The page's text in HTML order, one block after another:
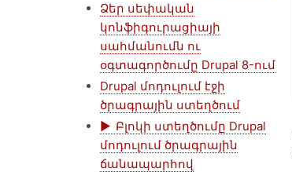
Ձեր սեփական
կոնֆիգուրացիայի
սահմանումն ու
օգտագործումը Drupal 8-ում
Drupal մոդուլում էջի
ծրագրային ստեղծում
Բլոկի ստեղծումը Drupal
մոդուլում ծրագրային
ճանապարհով